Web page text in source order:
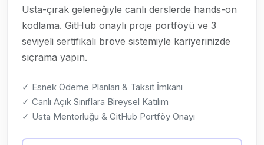
Usta-çırak geleneğiyle canlı derslerde hands-on
kodlama. GitHub onaylı proje portföyü ve 3
seviyeli sertifikalı bröve sistemiyle kariyerinizde
sıçrama yapın.
✓ Esnek Ödeme Planları & Taksit İmkanı
✓ Canlı Açık Sınıflara Bireysel Katılım
✓ Usta Mentorluğu & GitHub Portföy Onayı